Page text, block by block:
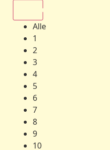
Alle
1
2
3
4
5
6
7
8
9
10